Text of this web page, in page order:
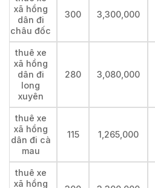
xã hồng
dân đi
châu đốc
300 3,300,000
thuê xe
xã hồng
dân đi
long
xuyên
280 3,080,000
thuê xe
xã hồng
dân đi cà
mau
115 1,265,000
thuê xe
xã hồng